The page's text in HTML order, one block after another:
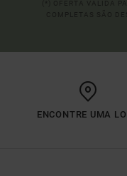
ENCONTRE UMA